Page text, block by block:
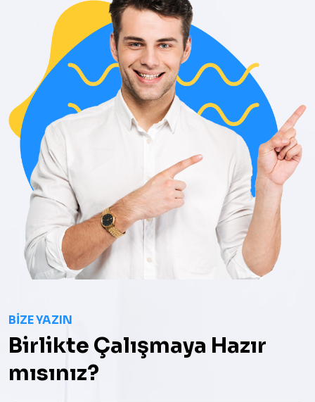
BIZE YAZIN
Birlikte Çalışmaya Hazır
mısınız?